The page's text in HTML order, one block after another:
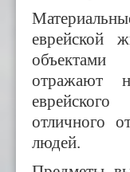
еврейской
отражают
отличного
людей.